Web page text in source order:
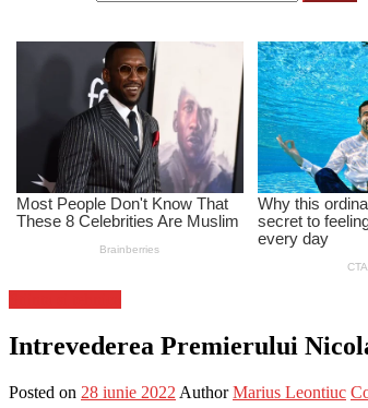
Intrevederea Premierului
Posted on 28 iunie 2022 Author Marius Leontiuc